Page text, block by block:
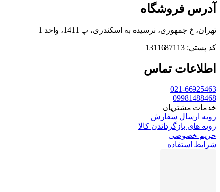
آدرس فروشگاه
تهران، خ جمهوری، نرسیده به اسکندری، پ 1411، واحد 1
کد پستی: 1311687113
اطلاعات تماس
021-66925463
09981488468
خدمات مشتریان
رویه ارسال سفارش
رویه های بازگرداندن کالا
حریم خصوصی
شرایط استفاده